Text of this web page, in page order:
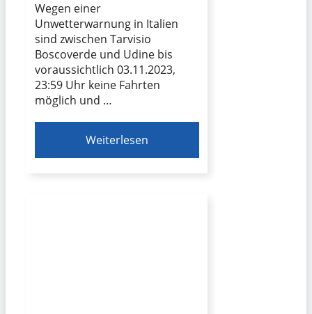
Wegen einer
Unwetterwarnung in Italien
sind zwischen Tarvisio
Boscoverde und Udine bis
voraussichtlich 03.11.2023,
23:59 Uhr keine Fahrten
möglich und …
Weiterlesen